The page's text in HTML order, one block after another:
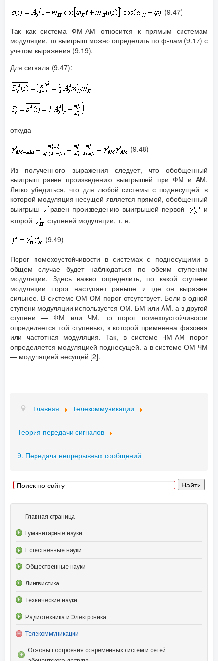
(9.47)
Так как система ФМ-АМ относится к прямым системам
модуляции, то выигрыш можно определить по ф-лам (9.17) с
учетом выражения (9.19).
Для сигнала (9.47):
откуда
(9.48)
Из полученного выражения следует, что обобщенный
выигрыш равен произведению выигрышей при ФМ и AM.
Легко убедиться, что для любой системы с поднесущей, в
которой модуляция несущей является прямой, обобщенный
выигрыш
равен произведению выигрышей первой
и
второй
ступеней модуляции, т. е.
(9.49)
Порог помехоустойчивости в системах с поднесущими в
общем случае будет наблюдаться по обеим ступеням
модуляции. Здесь важно определить, по какой ступени
модуляции порог наступает раньше и где он выражен
сильнее. В системе ОМ-ОМ порог отсутствует. Бели в одной
ступени модуляции используется ОМ, БМ или AM, а в другой
ступени — ФМ или ЧМ, то порог помехоустойчивости
определяется той ступенью, в которой применена фазовая
или частотная модуляция. Так, в системе ЧМ-АМ порог
определяется модуляцией поднесущей, а в системе ОМ-ЧМ
— модуляцией несущей [2].
Главная Телекоммуникации
Теория передачи сигналов
9. Передача непрерывных сообщений
Главная страница
Гуманитарные науки
Естественные науки
Общественные науки
Лингвистика
Технические науки
Радиотехника и Электроника
Телекоммуникации
Основы построения современных систем и сетей